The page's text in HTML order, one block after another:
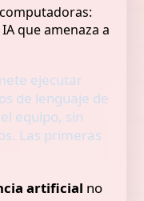
ejecutar
de lenguaje de
equipo, sin
Las primeras
artificial no